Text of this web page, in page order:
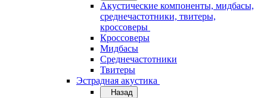
Акустические компоненты, мидбасы,
среднечастотники, твитеры,
кроссоверы
Кроссоверы
Мидбасы
Среднечастотники
Твитеры
Эстрадная акустика
Назад